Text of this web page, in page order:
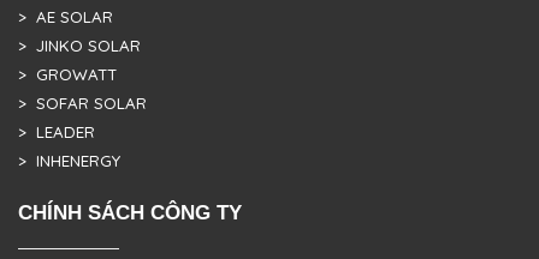
> AE SOLAR
> JINKO SOLAR
> GROWATT
> SOFAR SOLAR
> LEADER
> INHENERGY
CHÍNH SÁCH CÔNG TY